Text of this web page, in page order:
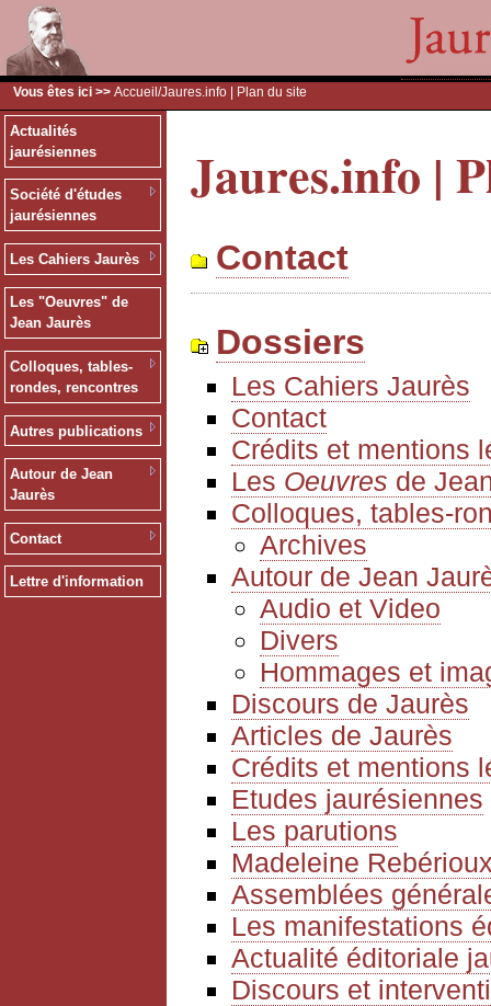
Vous êtes ici >> Accueil /Jaures.info | Plan du site
Actualités
jaurésiennes
Société d'études
jaurésiennes
Les Cahiers Jaurès
Les "Oeuvres" de
Jean Jaurès
Colloques, tables-
rondes, rencontres
Autres publications
Autour de Jean
Jaurès
Contact
Lettre d'information
Jaures.info |
Contact
Dossiers
Les Cahiers Jaurès
Contact
Crédits et mentions
Les Oeuvres de
Colloques, tables-
Archives
Autour de Jean
Audio et Video
Divers
Hommages et
Discours de Jaurès
Articles de Jaurès
Crédits et mentions
Etudes jaurésiennes
Les parutions
Madeleine
Assemblées
Les manifestations
Actualité éditoriale
Discours et